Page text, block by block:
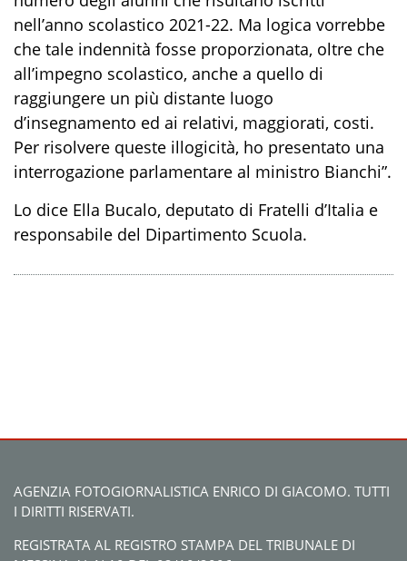
nell’anno scolastico 2021-22. Ma logica vorrebbe
che tale indennità fosse proporzionata, oltre che
all’impegno scolastico, anche a quello di
raggiungere un più distante luogo
d’insegnamento ed ai relativi, maggiorati, costi.
Per risolvere queste illogicità, ho presentato una
interrogazione parlamentare al ministro Bianchi”.
Lo dice Ella Bucalo, deputato di Fratelli d’Italia e
responsabile del Dipartimento Scuola.
AGENZIA FOTOGIORNALISTICA ENRICO DI GIACOMO. TUTTI
I DIRITTI RISERVATI.
REGISTRATA AL REGISTRO STAMPA DEL TRIBUNALE DI